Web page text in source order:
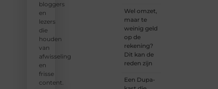
bloggers
en
lezers
die
houden
van
afwisseling
en
frisse
content.
Wel omzet,
maar te
weinig geld
op de
rekening?
Dit kan de
reden zijn
Een Dupa-